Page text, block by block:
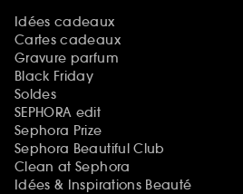
Idées cadeaux
Cartes cadeaux
Gravure parfum
Black Friday
Soldes
SEPHORA edit
Sephora Prize
Sephora Beautiful Club
Clean at Sephora
Idées & Inspirations Beauté